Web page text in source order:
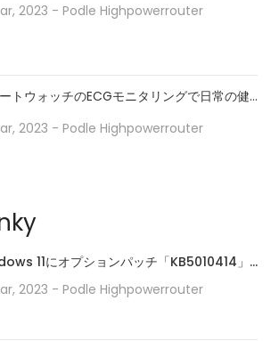
2023 - Podle Highpowerrouter
トウォッチのECGモニタリングで日常の健
2023 - Podle Highpowerrouter
11にオプションパッチ「KB5010414」
開始。タスクバーの機能強化や印刷/ドライ
2023 - Podle Highpowerrouter